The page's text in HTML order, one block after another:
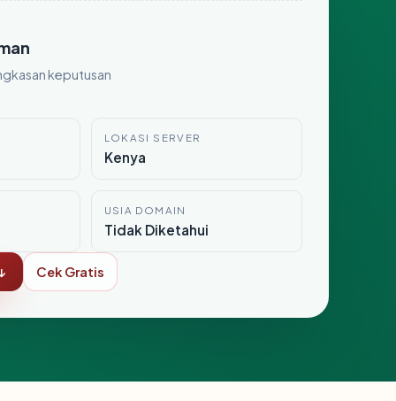
keputusan
LOKASI SERVER
Kenya
USIA DOMAIN
Tidak Diketahui
Cek Gratis